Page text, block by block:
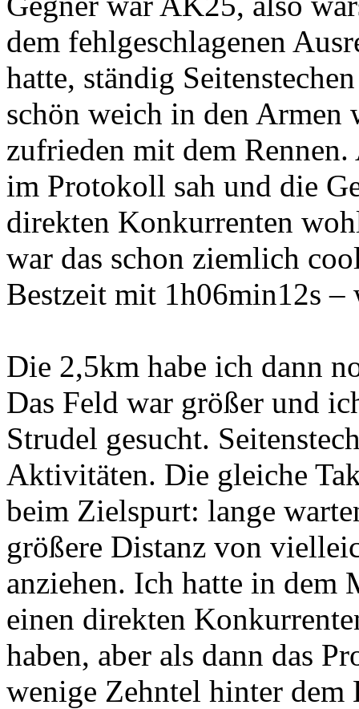
dem fehlgeschlagenen
hatte, ständig
schön weich in den Armen
zufrieden mit dem
im Protokoll sah und die
direkten Konkurrenten
war das schon ziemlich
Bestzeit mit 1h06min12s –
Die 2,5km habe ich dann
Das Feld war größer und
Strudel gesucht.
Aktivitäten. Die gleiche
beim Zielspurt: lange
größere Distanz von
anziehen. Ich hatte in dem
einen direkten
haben, aber als dann das
wenige Zehntel hinter dem